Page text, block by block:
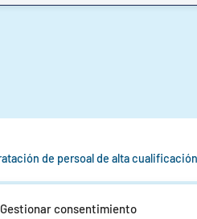
Gestionar consentimiento